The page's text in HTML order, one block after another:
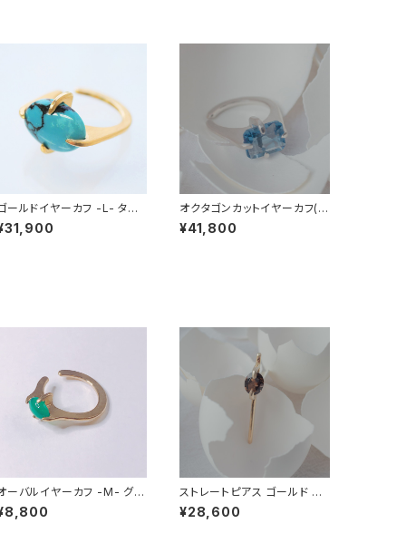
ールドイヤーカフ -L- ター
イズ (ネットトルコ石)
オクタゴンカットイヤーカフ(シ
ルバー) -L- カラーチェンジフ
ローライト
¥41,800
ーバルイヤーカフ -M- グリ
ンアゲート
ストレートピアス ゴールド ス
モーキークォーツ
¥28,600